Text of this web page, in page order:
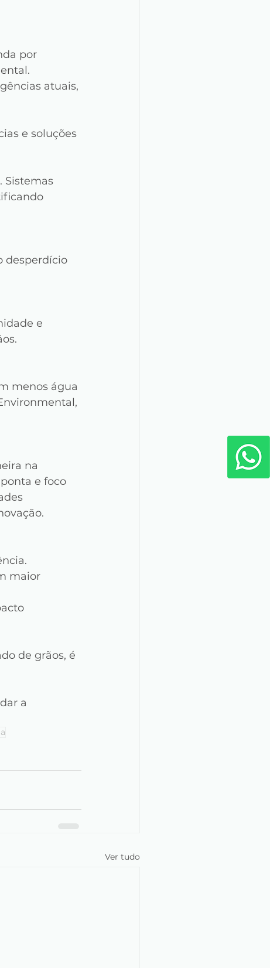
por
atuais,
e soluções
Sistemas
desperdício
e
menos água
na
e foco
maior
de grãos, é
a
Ver tudo